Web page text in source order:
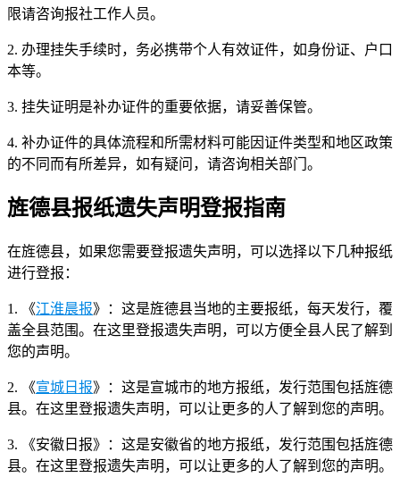
限请咨询报社工作人员。
2. 办理挂失手续时，务必携带个人有效证件，如身份证、户口
本等。
3. 挂失证明是补办证件的重要依据，请妥善保管。
4. 补办证件的具体流程和所需材料可能因证件类型和地区政策
的不同而有所差异，如有疑问，请咨询相关部门。
旌德县报纸遗失声明登报指南
在旌德县，如果您需要登报遗失声明，可以选择以下几种报纸
进行登报：
1. 《江淮晨报》：这是旌德县当地的主要报纸，每天发行，覆
盖全县范围。在这里登报遗失声明，可以方便全县人民了解到
您的声明。
2. 《宣城日报》：这是宣城市的地方报纸，发行范围包括旌德
县。在这里登报遗失声明，可以让更多的人了解到您的声明。
3. 《安徽日报》：这是安徽省的地方报纸，发行范围包括旌德
县。在这里登报遗失声明，可以让更多的人了解到您的声明。